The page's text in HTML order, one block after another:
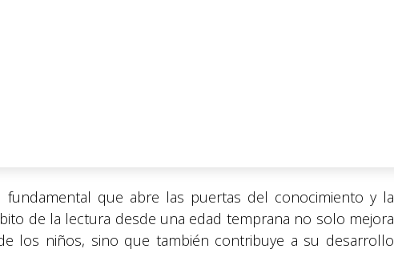
fundamental que abre las puertas del conocimiento y la
de la lectura desde una edad temprana no solo mejora
los niños, sino que también contribuye a su desarrollo